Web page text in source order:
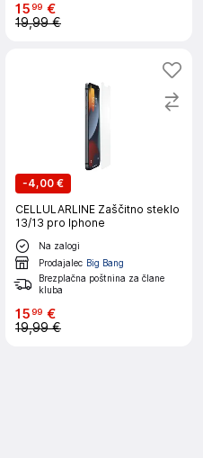
1599 €
19,99 €
-4,00 €
CELLULARLINE Zaščitno steklo
13/13 pro Iphone
Na zalogi
Prodajalec Big Bang
Brezplačna poštnina za člane
kluba
1599 €
19,99 €